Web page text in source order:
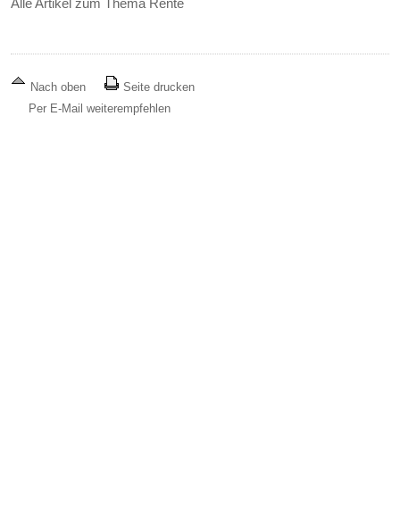
Alle Artikel zum Thema Rente
Nach oben
Seite drucken
Per E-Mail weiterempfehlen